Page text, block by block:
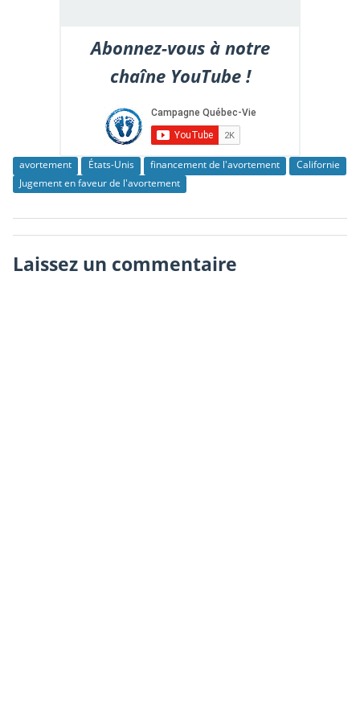
Abonnez-vous à notre
chaîne YouTube !
avortement États-Unis financement de l'avortement
Californie
Jugement en faveur de l'avortement
Laissez un commentaire